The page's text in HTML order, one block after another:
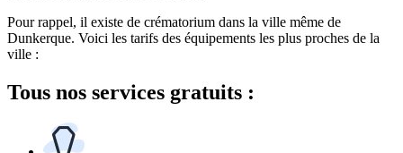
Pour rappel, il existe de crématorium dans la ville même de
Dunkerque. Voici les tarifs des équipements les plus proches de la
ville :
Tous nos services gratuits :